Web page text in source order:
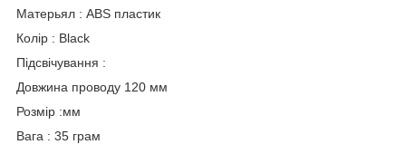
Матерьял : ABS пластик
Колір : Black
Підсвічування :
Довжина проводу 120 мм
Розмір :мм
Вага : 35 грам